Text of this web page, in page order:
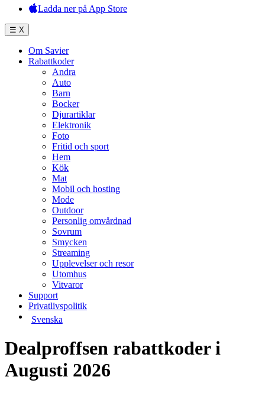
Ladda ner på App Store
☰ X
Om Savier
Rabattkoder
Andra
Auto
Barn
Bocker
Djurartiklar
Elektronik
Foto
Fritid och sport
Hem
Kök
Mat
Mobil och hosting
Mode
Outdoor
Personlig omvårdnad
Sovrum
Smycken
Streaming
Upplevelser och resor
Utomhus
Vitvaror
Support
Privatlivspolitik
Svenska
Dealproffsen rabattkoder i
Augusti 2026